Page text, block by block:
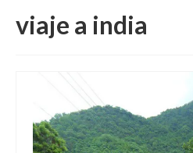
MI BLOG VIAJES INDIA
DESTINOS
CHUCHES DE VIAJE
viaje a india